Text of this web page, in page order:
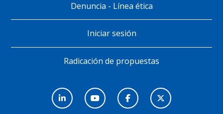
Denuncia - Línea ética
Iniciar sesión
Radicación de propuestas